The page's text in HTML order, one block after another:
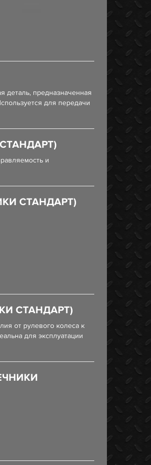
деталь, предназначенная
для передачи
и
СТАНДАРТ)
СТАНДАРТ)
от рулевого колеса к
для эксплуатации